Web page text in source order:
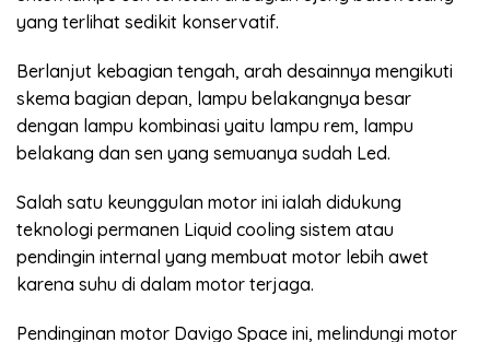
yang terlihat sedikit konservatif.
Berlanjut kebagian tengah, arah desainnya mengikuti
skema bagian depan, lampu belakangnya besar
dengan lampu kombinasi yaitu lampu rem, lampu
belakang dan sen yang semuanya sudah Led.
Salah satu keunggulan motor ini ialah didukung
teknologi permanen Liquid cooling sistem atau
pendingin internal yang membuat motor lebih awet
karena suhu di dalam motor terjaga.
Pendinginan motor Davigo Space ini, melindungi motor